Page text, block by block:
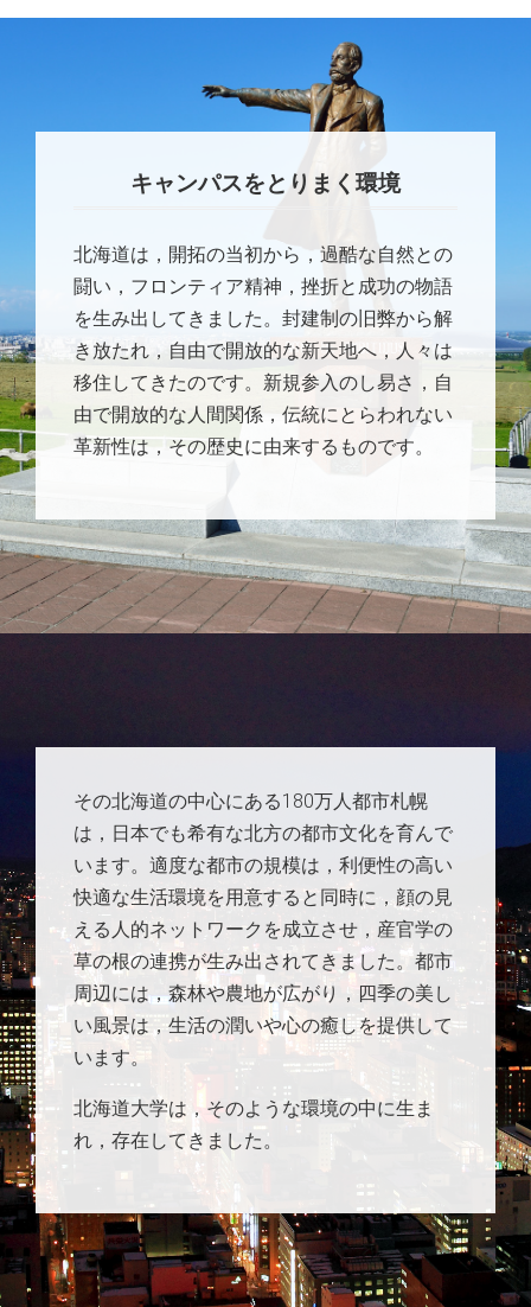
キャンパスをとりまく環境
北海道は，開拓の当初から，過酷な自然との
闘い，フロンティア精神，挫折と成功の物語
を生み出してきました。封建制の旧弊から解
き放たれ，自由で開放的な新天地へ，人々は
移住してきたのです。新規参入のし易さ，自
由で開放的な人間関係，伝統にとらわれない
革新性は，その歴史に由来するものです。
その北海道の中心にある180万人都市札幌
は，日本でも希有な北方の都市文化を育んで
います。適度な都市の規模は，利便性の高い
快適な生活環境を用意すると同時に，顔の見
える人的ネットワークを成立させ，産官学の
草の根の連携が生み出されてきました。都市
周辺には，森林や農地が広がり，四季の美し
い風景は，生活の潤いや心の癒しを提供して
います。
北海道大学は，そのような環境の中に生ま
れ，存在してきました。